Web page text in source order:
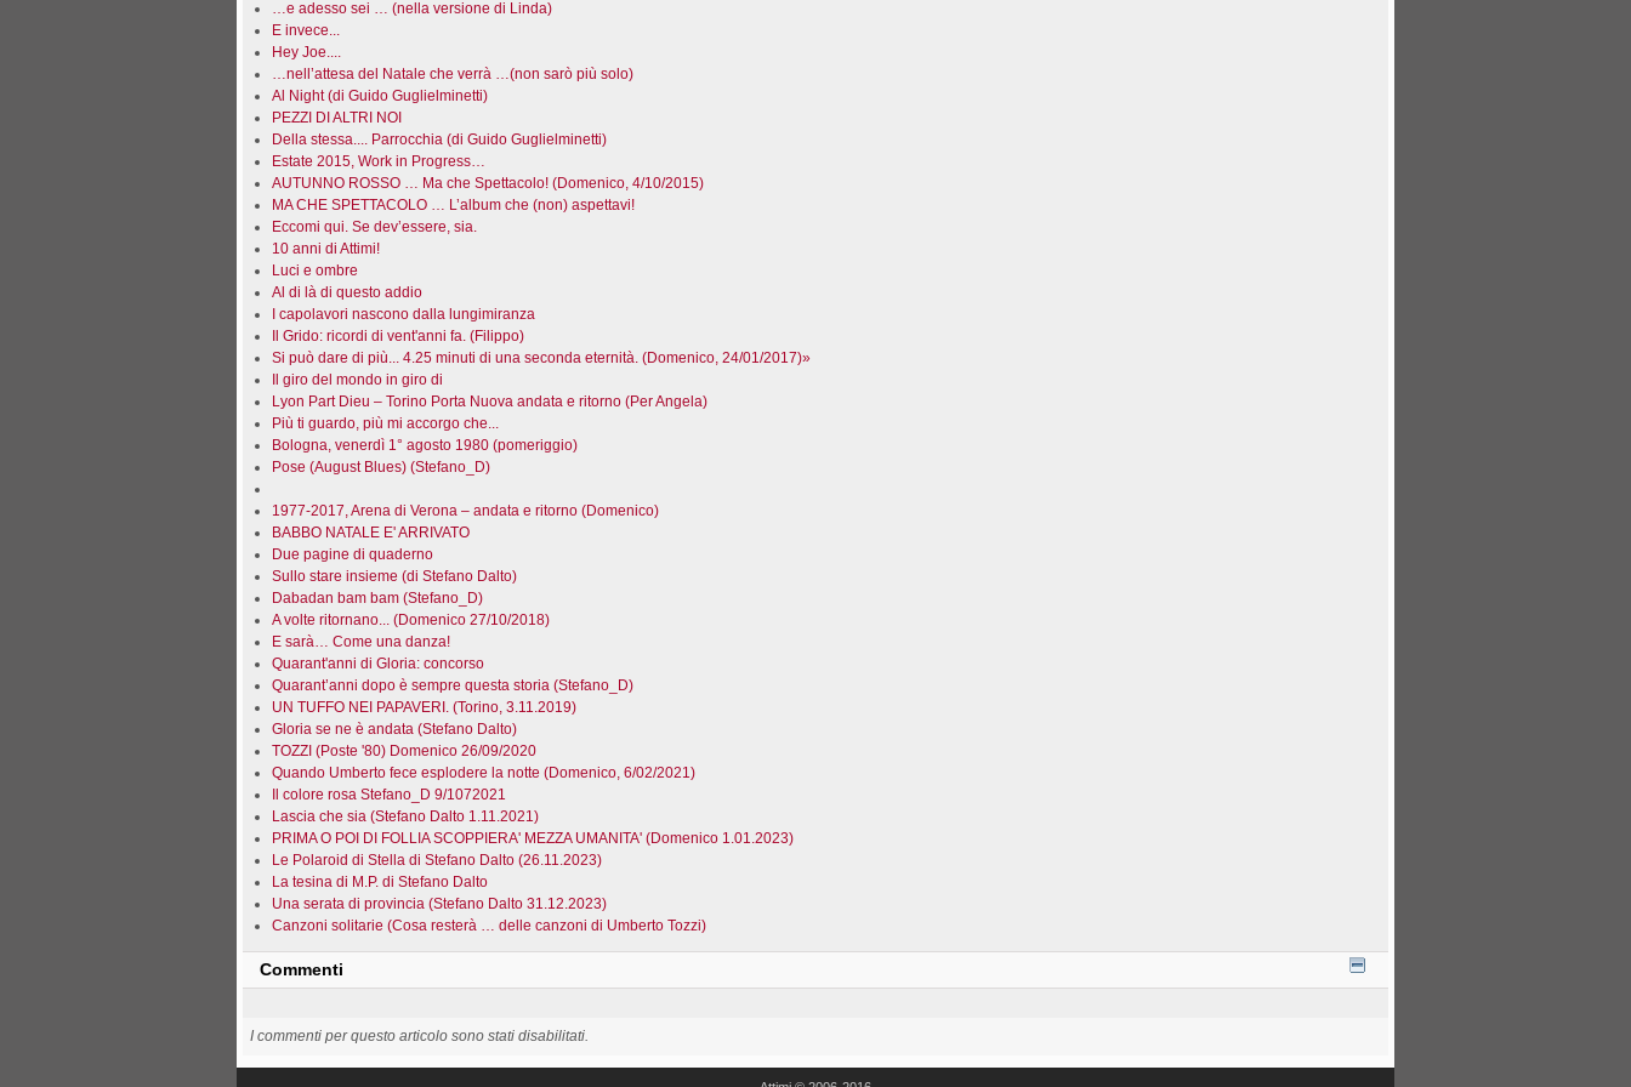
…e adesso sei … (nella versione di Linda)
E invece...
Hey Joe....
…nell’attesa del Natale che verrà …(non sarò più solo)
Al Night (di Guido Guglielminetti)
PEZZI DI ALTRI NOI
Della stessa.... Parrocchia (di Guido Guglielminetti)
Estate 2015, Work in Progress…
AUTUNNO ROSSO … Ma che Spettacolo! (Domenico, 4/10/2015)
MA CHE SPETTACOLO … L’album che (non) aspettavi!
Eccomi qui. Se dev’essere, sia.
10 anni di Attimi!
Luci e ombre
Al di là di questo addio
I capolavori nascono dalla lungimiranza
Il Grido: ricordi di vent'anni fa. (Filippo)
Si può dare di più... 4.25 minuti di una seconda eternità. (Domenico, 24/01/2017)»
Il giro del mondo in giro di
Lyon Part Dieu – Torino Porta Nuova andata e ritorno (Per Angela)
Più ti guardo, più mi accorgo che...
Bologna, venerdì 1° agosto 1980 (pomeriggio)
Pose (August Blues) (Stefano_D)
1977-2017, Arena di Verona – andata e ritorno (Domenico)
BABBO NATALE E' ARRIVATO
Due pagine di quaderno
Sullo stare insieme (di Stefano Dalto)
Dabadan bam bam (Stefano_D)
A volte ritornano... (Domenico 27/10/2018)
E sarà… Come una danza!
Quarant'anni di Gloria: concorso
Quarant’anni dopo è sempre questa storia (Stefano_D)
UN TUFFO NEI PAPAVERI. (Torino, 3.11.2019)
Gloria se ne è andata (Stefano Dalto)
TOZZI (Poste '80) Domenico 26/09/2020
Quando Umberto fece esplodere la notte (Domenico, 6/02/2021)
Il colore rosa Stefano_D 9/1072021
Lascia che sia (Stefano Dalto 1.11.2021)
PRIMA O POI DI FOLLIA SCOPPIERA' MEZZA UMANITA' (Domenico 1.01.2023)
Le Polaroid di Stella di Stefano Dalto (26.11.2023)
La tesina di M.P. di Stefano Dalto
Una serata di provincia (Stefano Dalto 31.12.2023)
Canzoni solitarie (Cosa resterà … delle canzoni di Umberto Tozzi)
Commenti
I commenti per questo articolo sono stati disabilitati.